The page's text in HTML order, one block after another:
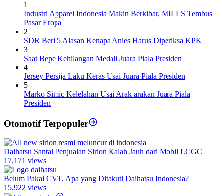
1
Industri Apparel Indonesia Makin Berkibar, MILLS Tembus
Pasar Eropa
2
SDR Beri 5 Alasan Kenapa Anies Harus Diperiksa KPK
3
Saat Bepe Kehilangan Medali Juara Piala Presiden
4
Jersey Persija Laku Keras Usai Juara Piala Presiden
5
Marko Simic Kelelahan Usai Arak arakan Juara Piala
Presiden
Otomotif Terpopuler
Daihatsu Santai Penjualan Sirion Kalah Jauh dari Mobil LCGC
17,171 views
Belum Pakai CVT, Apa yang Ditakuti Daihatsu Indonesia?
15,922 views